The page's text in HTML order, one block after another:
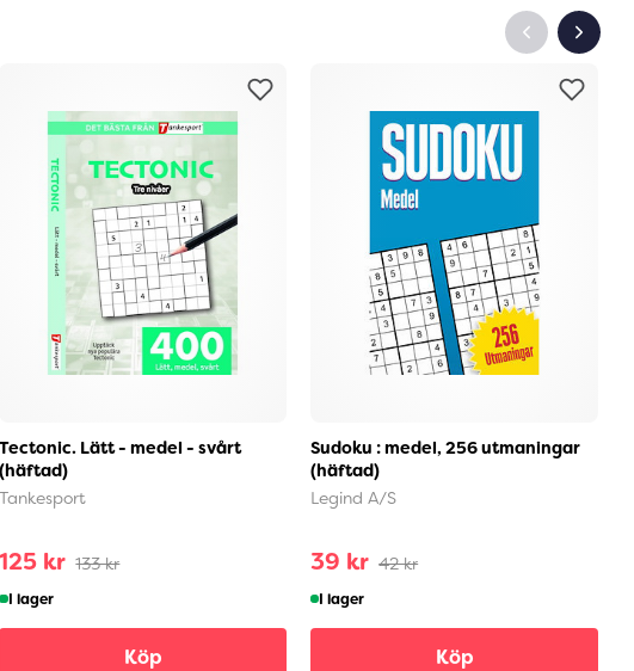
Tectonic. Lätt - medel - svårt
(häftad)
Tankesport
125 kr 133 kr
I lager
Köp
Sudoku : medel, 256 utmaningar
(häftad)
Legind A/S
39 kr 42 kr
I lager
Köp